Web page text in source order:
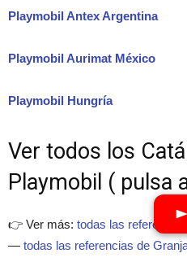
Playmobil Antex Argentina
Playmobil Aurimat México
Playmobil Hungría
Ver todos los
Playmobil ( pulsa
👉 Ver más: todas las
— todas las referencias de